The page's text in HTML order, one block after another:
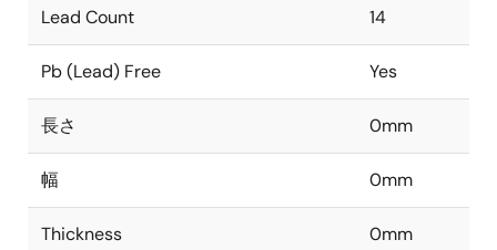
Lead Count 14
Pb (Lead) Free Yes
長さ 0mm
幅 0mm
Thickness 0mm